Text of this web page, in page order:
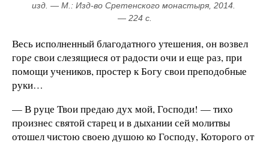
изд. — М.: Изд-во Сретенского монастыря, 2014.
— 224 с.
Весь исполненный благодатного утешения, он возвел
горесвои слезящиеся от радости очи и еще раз, при
помощи учеников, простер к Богу свои преподобные
руки…
— В руце Твои предаю дух мой, Господи! — тихо
произнес святой старец и в дыхании сей молитвы
отошел чистою своею душою ко Господу, Которого от